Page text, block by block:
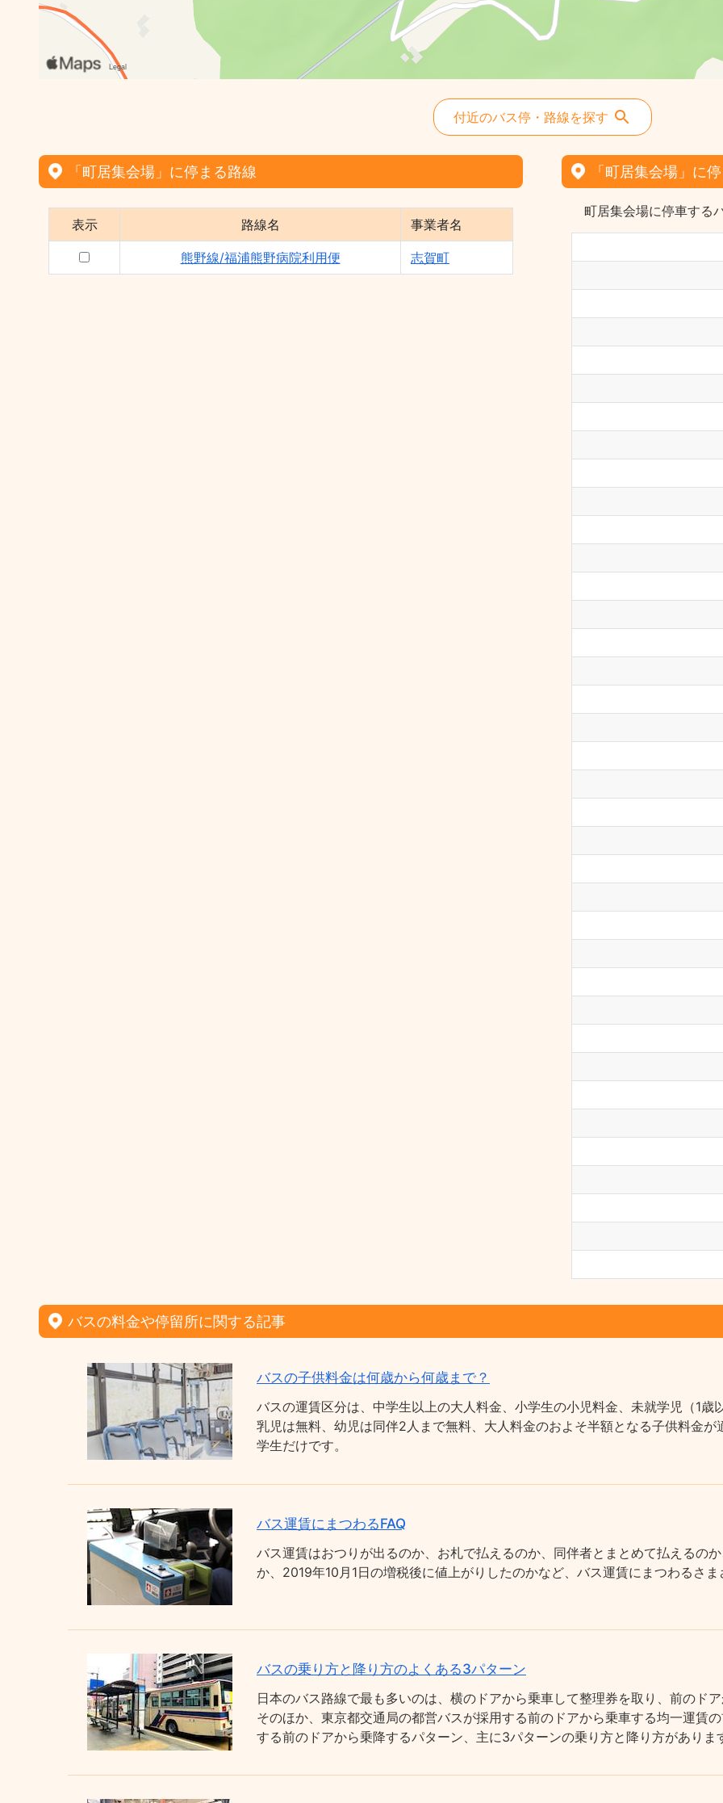
付近のバス停・路線を探す
「町居集会場」に停まる路線
表示 路線名 事業者名
熊野線/福浦熊野病院利用便 志賀町
「町居集会場」に
町居集会場に停車する
バスの料金や停留所に関する記事
バスの子供料金は何歳から何歳まで？
バスの運賃区分は、中学生以上の大人料金、小学生の小児料金、未就学児（1
乳児は無料、幼児は同伴2人まで無料、大人料金のおよそ半額となる子供料金
学生だけです。
バス運賃にまつわるFAQ
バス運賃はおつりが出るのか、お札で払えるのか、同伴者とまとめて払えるの
か、2019年10月1日の増税後に値上がりしたのかなど、バス運賃にまつわるさ
バスの乗り方と降り方のよくある3パターン
日本のバス路線で最も多いのは、横のドアから乗車して整理券を取り、前のド
そのほか、東京都交通局の都営バスが採用する前のドアから乗車する均一運賃
する前のドアから乗降するパターン、主に3パターンの乗り方と降り方がありま